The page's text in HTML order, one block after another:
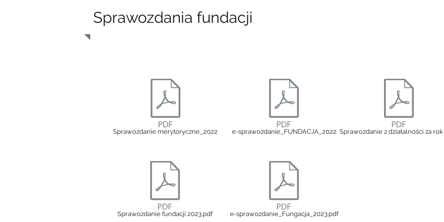
Sprawozdania fundacji
Sprawozdanie merytoryczne_2022
Sprawozdanie fundacji 2023.pdf
e-sprawozdanie_FUNDACJA_2022 Sprawozdanie z działalności za rok
e-sprawozdanie_Fungacja_2023.pdf